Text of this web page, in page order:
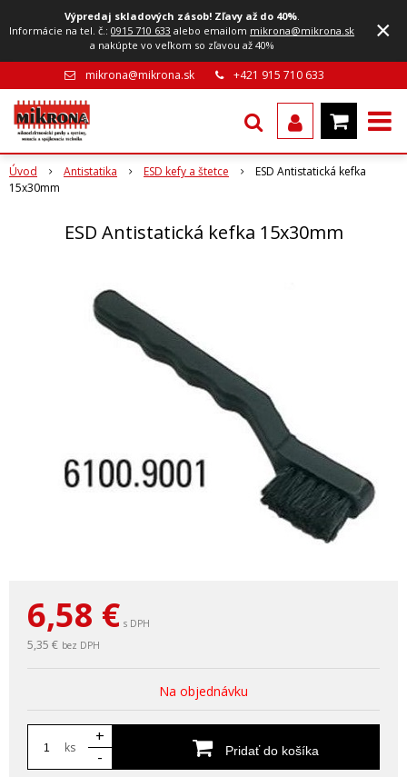
Výpredaj skladových zásob! Zľavy až do 40%.
Informácie na tel. č.:0915 710 633 alebo emailom mikrona@mikrona.sk
a nakúpte vo veľkom so zľavou až 40%
×
mikrona@mikrona.sk +421 915 710 633
Úvod Antistatika ESD kefy a štetce
ESD Antistatická kefka
15x30mm
ESD Antistatická kefka 15x30mm
6,58 € s DPH
5,35 € bez DPH
Na objednávku
ks
+
-
Pridať do košíka